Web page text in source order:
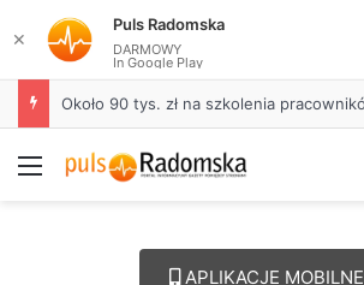
Menu
APLIKACJE MOBILNE
✕
Puls Radomska
DARMOWY
In Google Play